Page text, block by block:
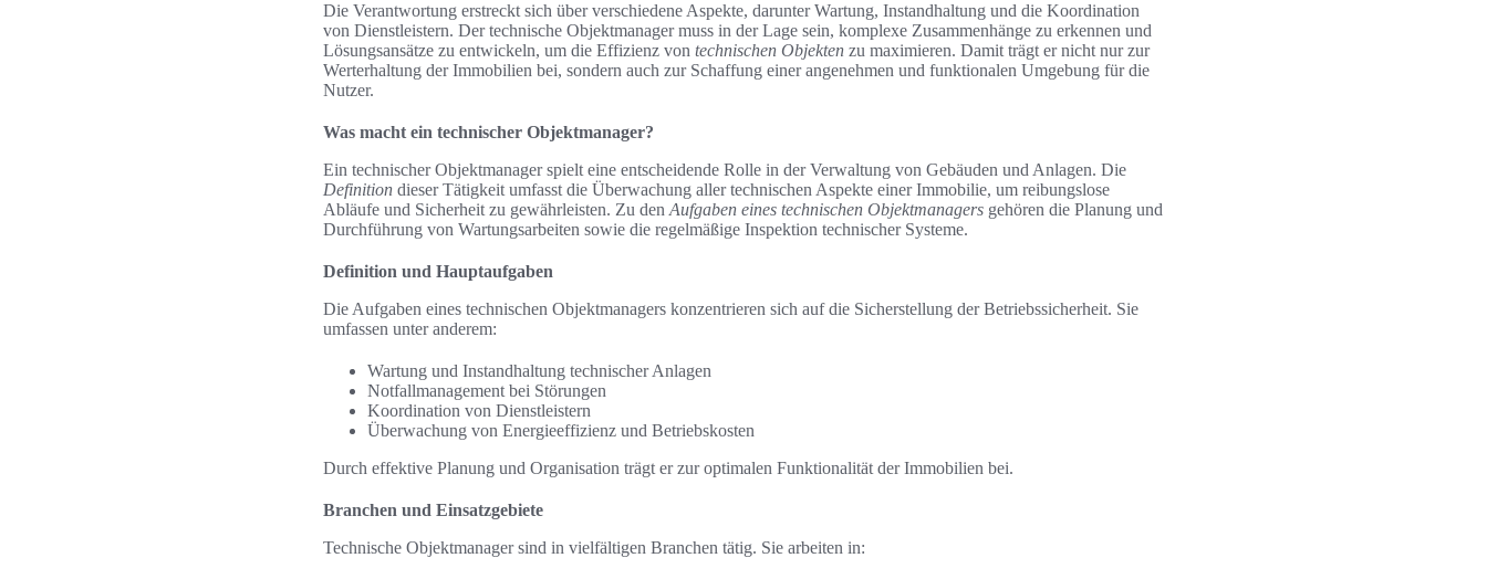
Die Verantwortung erstreckt sich über verschiedene Aspekte, darunter Wartung, Instandhaltung und die Koordination
von Dienstleistern. Der technische Objektmanager muss in der Lage sein, komplexe Zusammenhänge zu erkennen und
Lösungsansätze zu entwickeln, um die Effizienz von technischen Objekten zu maximieren. Damit trägt er nicht nur zur
Werterhaltung der Immobilien bei, sondern auch zur Schaffung einer angenehmen und funktionalen Umgebung für die
Nutzer.
Was macht ein technischer Objektmanager?
Ein technischer Objektmanager spielt eine entscheidende Rolle in der Verwaltung von Gebäuden und Anlagen. Die
Definition dieser Tätigkeit umfasst die Überwachung aller technischen Aspekte einer Immobilie, um reibungslose
Abläufe und Sicherheit zu gewährleisten. Zu den Aufgaben eines technischen Objektmanagers gehören die Planung und
Durchführung von Wartungsarbeiten sowie die regelmäßige Inspektion technischer Systeme.
Definition und Hauptaufgaben
Die Aufgaben eines technischen Objektmanagers konzentrieren sich auf die Sicherstellung der Betriebssicherheit. Sie
umfassen unter anderem:
Wartung und Instandhaltung technischer Anlagen
Notfallmanagement bei Störungen
Koordination von Dienstleistern
Überwachung von Energieeffizienz und Betriebskosten
Durch effektive Planung und Organisation trägt er zur optimalen Funktionalität der Immobilien bei.
Branchen und Einsatzgebiete
Technische Objektmanager sind in vielfältigen Branchen tätig. Sie arbeiten in: